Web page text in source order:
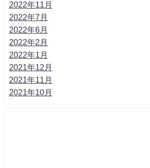
2022年11月
2022年7月
2022年6月
2022年2月
2022年1月
2021年12月
2021年11月
2021年10月